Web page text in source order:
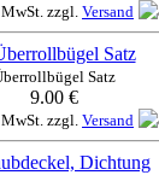
zzgl. Versand
Satz
9.00 €
zzgl. Versand